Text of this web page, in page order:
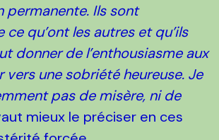
permanente. Ils sont
ce qu’ont les autres et qu’ils
donner de l’enthousiasme aux
vers une sobriété heureuse. Je
pas de misère, ni de
mieux le préciser en ces